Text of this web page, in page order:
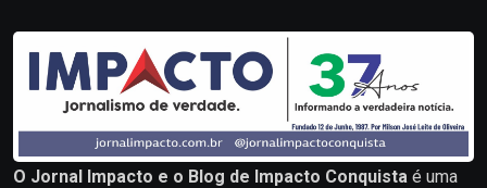
O Jornal Impacto e o Blog de Impacto Conquista é uma